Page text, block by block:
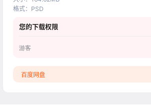
格式： PSD
您的下载权限
游客
百度网盘